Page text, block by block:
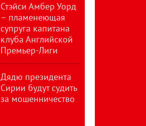
Стэйси Амбер Уорд
– пламенеющая
супруга капитана
клуба Английской
Премьер-Лиги
Дядю президента
Сирии будут судить
за мошенничество